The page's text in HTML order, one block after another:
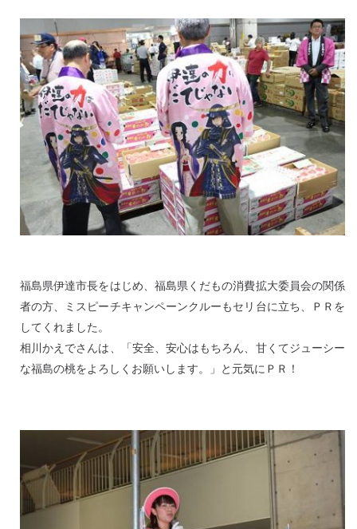
福島県伊達市長をはじめ、福島県くだもの消費拡大委員会の関係
者の方、ミスピーチキャンペーンクルーもセリ台に立ち、ＰＲを
してくれました。
相川かえでさんは、「安全、安心はもちろん、甘くてジューシー
な福島の桃をよろしくお願いします。」と元気にＰＲ！